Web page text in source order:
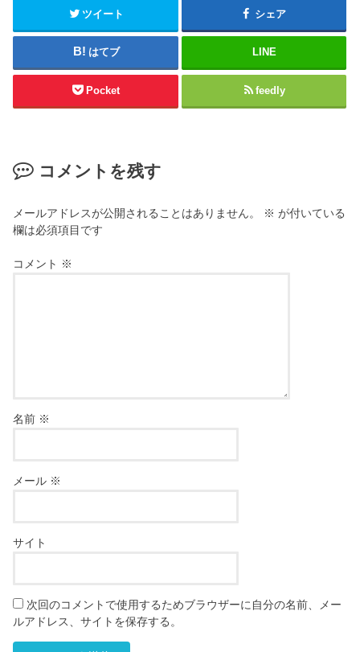
ツイート シェア
はてブ LINE
Pocket feedly
コメントを残す
メールアドレスが公開されることはありません。 ※ が付いている
欄は必須項目です
コメント ※
名前 ※
メール ※
サイト
次回のコメントで使用するためブラウザーに自分の名前、メー
ルアドレス、サイトを保存する。